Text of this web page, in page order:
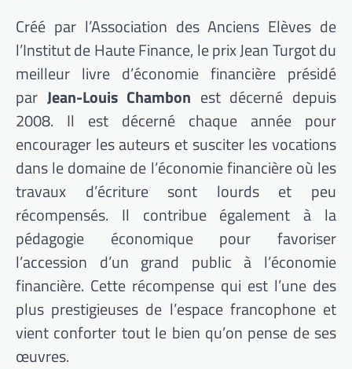
Créé par l’Association des Anciens Elèves de
l’Institut de Haute Finance, le prix Jean Turgot du
meilleur livre d’économie financière présidé
par Jean-Louis Chambon est décerné depuis
2008. Il est décerné chaque année pour
encourager les auteurs et susciter les vocations
dans le domaine de l’économie financière où les
travaux d’écriture sont lourds et peu
récompensés. Il contribue également à la
pédagogie économique pour favoriser
l’accession d’un grand public à l’économie
financière. Cette récompense qui est l’une des
plus prestigieuses de l’espace francophone et
vient conforter tout le bien qu’on pense de ses
œuvres.